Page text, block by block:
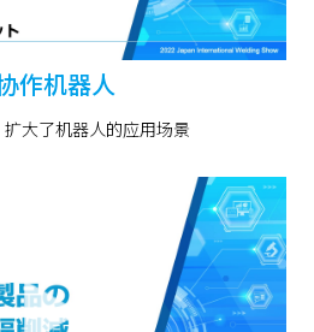
作机器人
大了机器人的应用场景